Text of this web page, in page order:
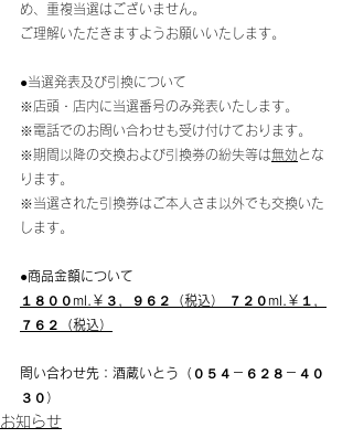
め、重複当選はございません。
ご理解いただきますようお願いいたします。
●当選発表及び引換について
※店頭・店内に当選番号のみ発表いたします。
※電話でのお問い合わせも受け付けております。
※期間以降の交換および引換券の紛失等は無効とな
ります。
※当選された引換券はご本人さま以外でも交換いた
します。
●商品金額について
１８００ml.￥３，９６２（税込） ７２０ml.￥１，
７６２（税込）
問い合わせ先：酒蔵いとう（０５４－６２８－４０
３０）
お知らせ